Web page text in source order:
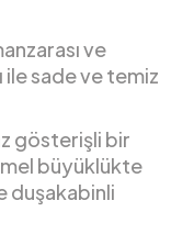
ve
ile sade ve temiz
gösterişli bir
büyüklükte
duşakabinli